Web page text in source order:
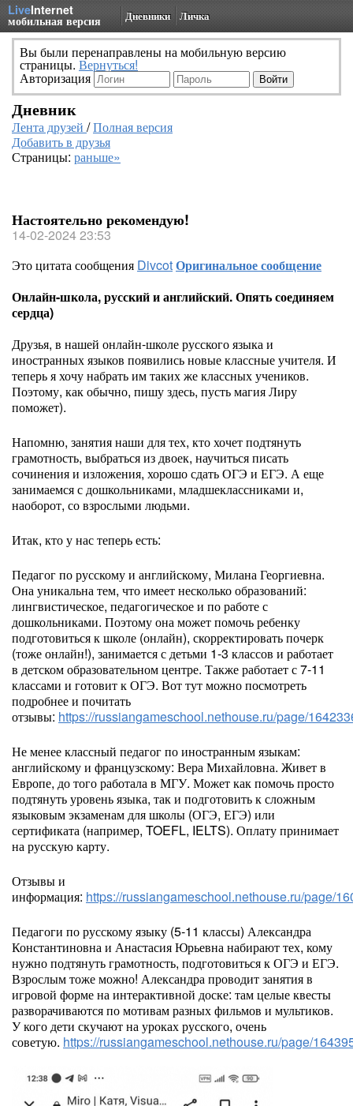
LiveInternet
мобильная версия Дневники Личка
Вы были перенаправлены на мобильную версию
страницы. Вернуться!
Авторизация
Дневник
Лента друзей /Полная версия
Добавить в друзья
Страницы: раньше»
Настоятельно рекомендую!
14-02-2024 23:53
Это цитата сообщения DivcotОригинальное сообщение
Онлайн-школа, русский и английский. Опять соединяем
сердца)
Друзья, в нашей онлайн-школе русского языка и
иностранных языков появились новые классные учителя. И
теперь я хочу набрать им таких же классных учеников.
Поэтому, как обычно, пишу здесь, пусть магия Лиру
поможет).
Напомню, занятия наши для тех, кто хочет подтянуть
грамотность, выбраться из двоек, научиться писать
сочинения и изложения, хорошо сдать ОГЭ и ЕГЭ. А еще
занимаемся с дошкольниками, младшеклассниками и,
наоборот, со взрослыми людьми.
Итак, кто у нас теперь есть:
Педагог по русскому и английскому, Милана Георгиевна.
Она уникальна тем, что имеет несколько образований:
лингвистическое, педагогическое и по работе с
дошкольниками. Поэтому она может помочь ребенку
подготовиться к школе (онлайн), скорректировать почерк
(тоже онлайн!), занимается с детьми 1-3 классов и работает
в детском образовательном центре. Также работает с 7-11
классами и готовит к ОГЭ. Вот тут можно посмотреть
подробнее и почитать
отзывы: https://russiangameschool.nethouse.ru/page/
Не менее классный педагог по иностранным языкам:
английскому и французскому: Вера Михайловна. Живет в
Европе, до того работала в МГУ. Может как помочь просто
подтянуть уровень языка, так и подготовить к сложным
языковым экзаменам для школы (ОГЭ, ЕГЭ) или
сертификата (например, TOEFL, IELTS). Оплату принимает
на русскую карту.
Отзывы и
информация: https://russiangameschool.nethouse.ru/page/
Педагоги по русскому языку (5-11 классы) Александра
Константиновна и Анастасия Юрьевна набирают тех, кому
нужно подтянуть грамотность, подготовиться к ОГЭ и ЕГЭ.
Взрослым тоже можно! Александра проводит занятия в
игровой форме на интерактивной доске: там целые квесты
разворачиваются по мотивам разных фильмов и мультиков.
У кого дети скучают на уроках русского, очень
советую. https://russiangameschool.nethouse.ru/page/